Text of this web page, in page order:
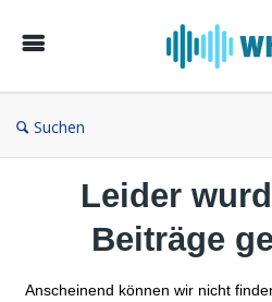
von
Suchen
Leider
Beiträge
Anscheinend können wir nicht